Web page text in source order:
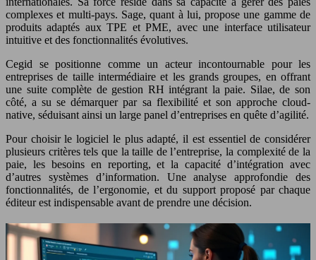
complexes et multi-pays. Sage, quant à lui, propose une gamme de
produits adaptés aux TPE et PME, avec une interface utilisateur
intuitive et des fonctionnalités évolutives.
Cegid se positionne comme un acteur incontournable pour les
entreprises de taille intermédiaire et les grands groupes, en offrant
une suite complète de gestion RH intégrant la paie. Silae, de son
côté, a su se démarquer par sa flexibilité et son approche cloud-
native, séduisant ainsi un large panel d’entreprises en quête d’agilité.
Pour choisir le logiciel le plus adapté, il est essentiel de considérer
plusieurs critères tels que la taille de l’entreprise, la complexité de la
paie, les besoins en reporting, et la capacité d’intégration avec
d’autres systèmes d’information. Une analyse approfondie des
fonctionnalités, de l’ergonomie, et du support proposé par chaque
éditeur est indispensable avant de prendre une décision.